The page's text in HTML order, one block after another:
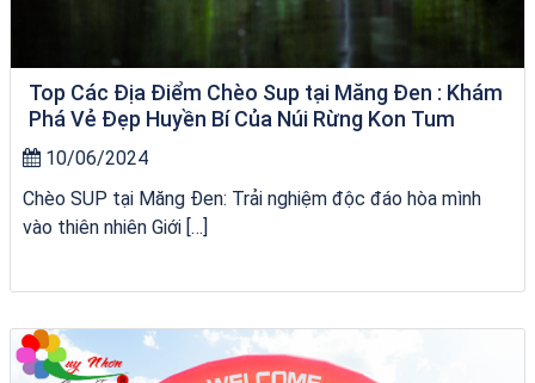
Top Các Địa Điểm Chèo Sup tại Măng Đen : Khám
Phá Vẻ Đẹp Huyền Bí Của Núi Rừng Kon Tum
10/06/2024
Chèo SUP tại Măng Đen: Trải nghiệm độc đáo hòa mình
vào thiên nhiên Giới […]
Tour Quy Nhơn 3 Đảo